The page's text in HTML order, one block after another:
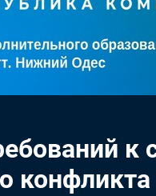
к
конфликта